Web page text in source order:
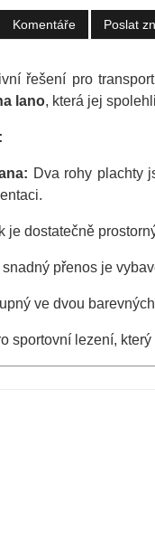
Komentáře Poslat
řešení pro
lano, která jej
Dva rohy plachty
je dostatečně
snadný přenos je
ve dvou
sportovní lezení,